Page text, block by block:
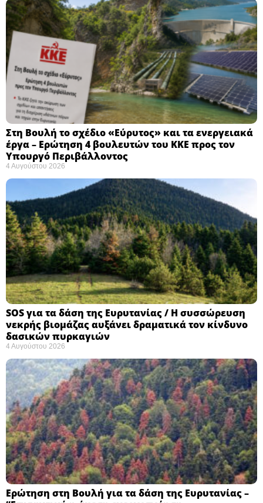
Στη Βουλή το σχέδιο «Εύρυτος» και τα ενεργειακά
έργα – Ερώτηση 4 βουλευτών του ΚΚΕ προς τον
Υπουργό Περιβάλλοντος
4 Αυγούστου 2026
SOS για τα δάση της Ευρυτανίας / Η συσσώρευση
νεκρής βιομάζας αυξάνει δραματικά τον κίνδυνο
δασικών πυρκαγιών
4 Αυγούστου 2026
Ερώτηση στη Βουλή για τα δάση της Ευρυτανίας –